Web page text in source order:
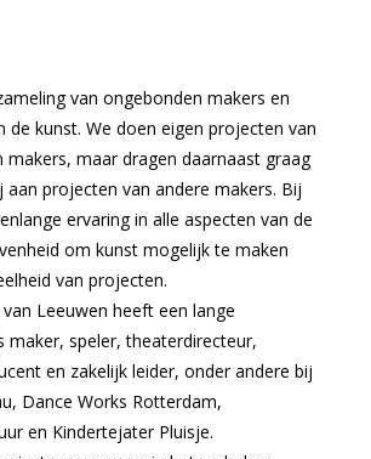
van ongebonden makers en
de kunst. We doen eigen projecten van
makers, maar dragen daarnaast graag
projecten van andere makers. Bij
ervaring in alle aspecten van de
om kunst mogelijk te maken
van projecten.
Leeuwen heeft een lange
maker, speler, theaterdirecteur,
en zakelijk leider, onder andere bij
Dance Works Rotterdam,
en Kindertejater Pluisje.